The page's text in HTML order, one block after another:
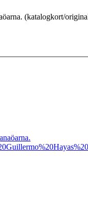
(katalogkort/